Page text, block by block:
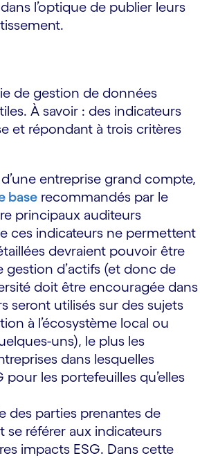
l’optique de publier leurs
de gestion de données
À savoir : des indicateurs
et répondant à trois critères
d’une entreprise grand compte,
base recommandés par le
principaux auditeurs
ces indicateurs ne permettent
devraient pouvoir être
gestion d’actifs (et donc de
doit être encouragée dans
seront utilisés sur des sujets
à l’écosystème local ou
uns), le plus les
dans lesquelles
les portefeuilles qu’elles
des parties prenantes de
se référer aux indicateurs
impacts ESG. Dans cette